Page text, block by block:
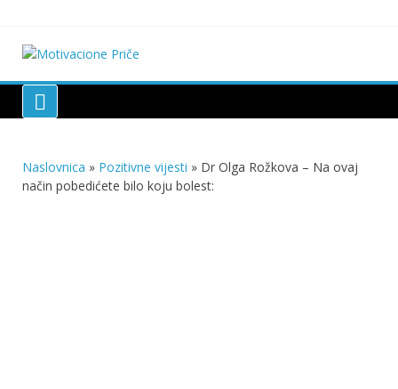
content
Motivacione Priče
Naslovnica » Pozitivne vijesti » Dr Olga Rožkova – Na ovaj
način pobedićete bilo koju bolest: